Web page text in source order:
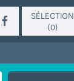
SÉLECTION
(0)